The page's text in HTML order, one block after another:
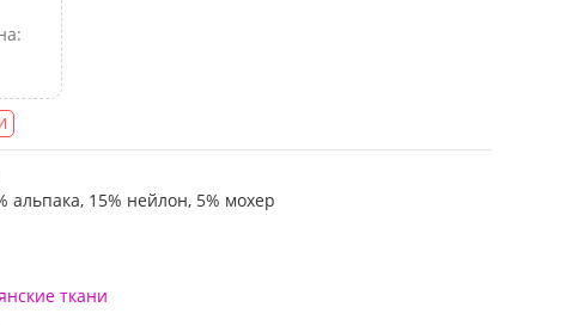
альпака, 15% нейлон, 5% мохер
ткани